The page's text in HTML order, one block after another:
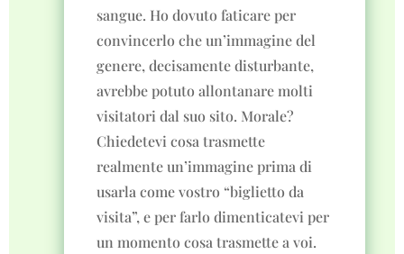
sangue. Ho dovuto faticare per
convincerlo che un’immagine del
genere, decisamente disturbante,
avrebbe potuto allontanare molti
visitatori dal suo sito. Morale?
Chiedetevi cosa trasmette
realmente un’immagine prima di
usarla come vostro “biglietto da
visita”, e per farlo dimenticatevi per
un momento cosa trasmette a voi.